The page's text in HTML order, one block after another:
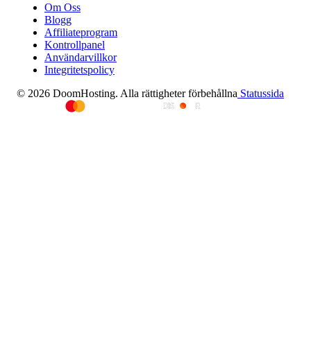
Om Oss
Blogg
Affiliateprogram
Kontrollpanel
Användarvillkor
Integritetspolicy
© 2026 DoomHosting. Alla rättigheter förbehållna Statussida